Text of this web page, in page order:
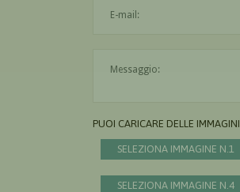
PUOI CARICARE DELLE
SELEZIONA IMMAGINE N.1
SELEZIONA IMMAGINE N.4